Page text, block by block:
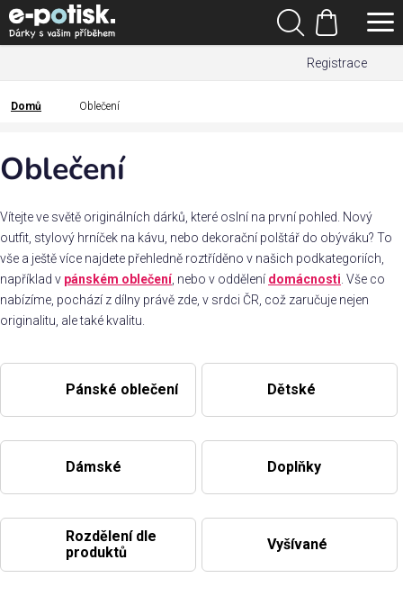
Přejít
na
obsah
Registrace
Hledat
Nákupní
košík
pro
Rodina
/
Láska
Příležitosti
Domácnost
Domů
Domů Oblečení
Oblečení
Vítejte ve světě originálních dárků, které oslní na první pohled. Nový
outfit, stylový hrníček na kávu, nebo dekorační polštář do obýváku? To
vše a ještě více najdete přehledně roztříděno v našich podkategoriích,
například v pánském oblečení, nebo v oddělení domácnosti . Vše co
nabízíme, pochází z dílny právě zde, v srdci ČR, což zaručuje nejen
originalitu, ale také kvalitu.
Pánské oblečení Dětské
Dámské Doplňky
Rozdělení dle
produktů
Vyšívané